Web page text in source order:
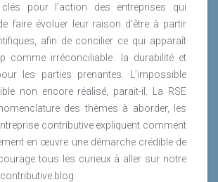
pour l’action des entreprises qui
faire évoluer leur raison d’être à partir
afin de concilier ce qui apparaît
comme irréconciliable : la durabilité et
les parties prenantes. L’impossible
non encore réalisé, parait-il. La RSE
des thèmes à aborder, les
contributive expliquent comment
en œuvre une démarche crédible de
tous les curieux à aller sur notre